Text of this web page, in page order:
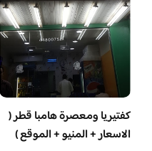
‏كفتيريا ومعصرة هامبا قطر (
الاسعار + المنيو + الموقع )